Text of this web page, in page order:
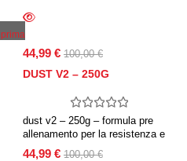
44,99 € 100,00 €
DUST V2 – 250G
dust v2 – 250g – formula pre
allenamento per la resistenza e
la potenza muscolare.
44,99 € 100,00 €